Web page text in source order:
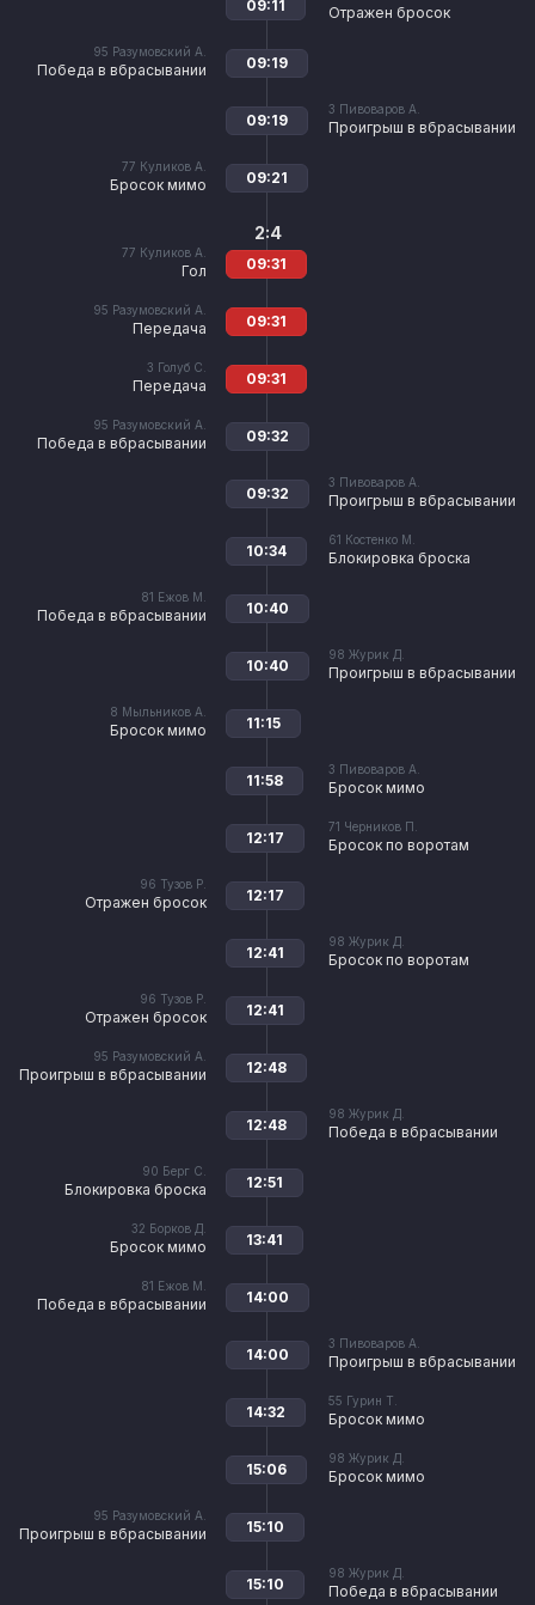
Отражен бросок
09:11
95 Разумовский А.
Победа в вбрасывании 09:19
3 Пивоваров А.
Проигрыш в вбрасывании
09:19
77 Куликов А.
Бросок мимо 09:21
77 Куликов А.
Гол
2:4
09:31
95 Разумовский А.
Передача 09:31
3 Голуб С.
Передача 09:31
95 Разумовский А.
Победа в вбрасывании 09:32
3 Пивоваров А.
Проигрыш в вбрасывании
09:32
61 Костенко М.
Блокировка броска
10:34
81 Ежов М.
Победа в вбрасывании 10:40
98 Журик Д.
Проигрыш в вбрасывании
10:40
8 Мыльников А.
Бросок мимо 11:15
3 Пивоваров А.
Бросок мимо
11:58
71 Черников П.
Бросок по воротам
12:17
96 Тузов Р.
Отражен бросок 12:17
98 Журик Д.
Бросок по воротам
12:41
96 Тузов Р.
Отражен бросок 12:41
95 Разумовский А.
Проигрыш в вбрасывании 12:48
98 Журик Д.
Победа в вбрасывании
12:48
90 Берг С.
Блокировка броска 12:51
32 Борков Д.
Бросок мимо 13:41
81 Ежов М.
Победа в вбрасывании 14:00
3 Пивоваров А.
Проигрыш в вбрасывании
14:00
55 Гурин Т.
Бросок мимо
14:32
98 Журик Д.
Бросок мимо
15:06
95 Разумовский А.
Проигрыш в вбрасывании 15:10
98 Журик Д.
Победа в вбрасывании
15:10